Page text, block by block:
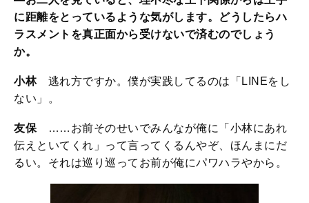
に距離をとっているような気がします。どうしたらハ
ラスメントを真正面から受けないで済むのでしょう
か。​
小林 逃れ方ですか。僕が実践してるのは「LINEをし
ない」。
友保
……お前そのせいでみんなが俺に「小林にあれ
伝えといてくれ」って言ってくるんやぞ、ほんまにだ
るい。それは巡り巡ってお前が俺にパワハラやから。